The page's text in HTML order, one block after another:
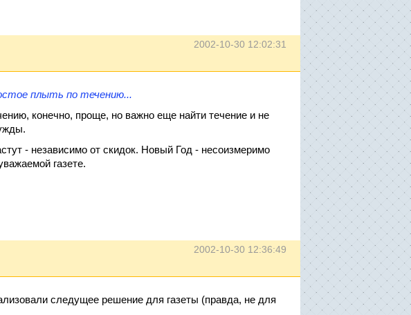
2002-10-30 12:02:31
плыть по течению...
конечно, проще, но важно еще найти течение и не
- независимо от скидок. Новый Год - несоизмеримо
газете.
2002-10-30 12:36:49
следущее решение для газеты (правда, не для